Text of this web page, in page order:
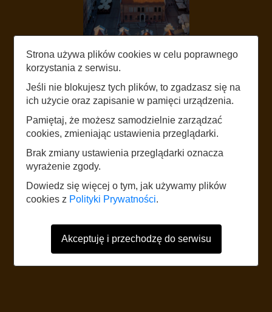
LISTEN
STARE MIASTO
START
The website uses mobile data according to the standard rates of the
network operator. It is recommended to have a tariff with mobile internet.
Foreign users should refer to the current Internet data roaming tariff table.
Strona używa plików cookies w celu poprawnego
korzystania z serwisu.
Jeśli nie blokujesz tych plików, to zgadzasz się na
ich użycie oraz zapisanie w pamięci urządzenia.
Pamiętaj, że możesz samodzielnie zarządzać
cookies, zmieniając ustawienia przeglądarki.
Brak zmiany ustawienia przeglądarki oznacza
wyrażenie zgody.
Dowiedz się więcej o tym, jak używamy plików
cookies z Polityki Prywatności.
Akceptuję i przechodzę do serwisu